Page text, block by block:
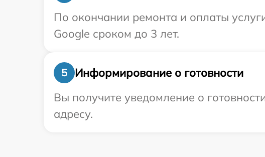
По окончании ремонта и оплаты
Google сроком до 3 лет.
5
Информирование о готовности
Вы получите уведомление о
адресу.